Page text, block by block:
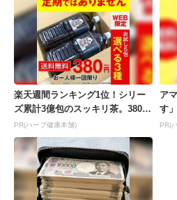
楽天週間ランキング1位！シリー
ズ累計3億包のスッキリ茶。380円
でお試し
PR(ハーブ健康本舗)
ア
す
PR(